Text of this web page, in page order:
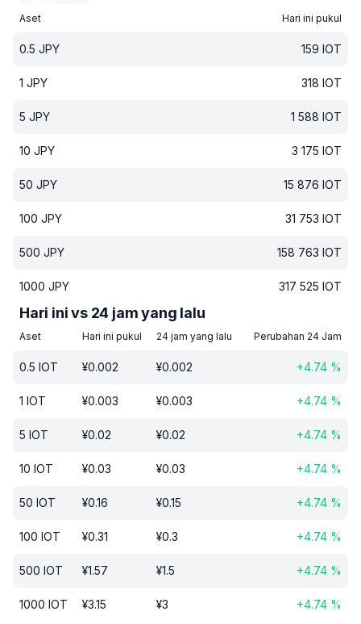
Aset Hari ini pukul
0.5 JPY 159 IOT
1 JPY 318 IOT
5 JPY 1 588 IOT
10 JPY 3 175 IOT
50 JPY 15 876 IOT
100 JPY 31 753 IOT
500 JPY 158 763 IOT
1000 JPY 317 525 IOT
Hari ini vs 24 jam yang lalu
Aset Hari ini pukul 24 jam yang lalu Perubahan 24 Jam
0.5 IOT ¥0.002 ¥0.002 +4.74 %
1 IOT ¥0.003 ¥0.003 +4.74 %
5 IOT ¥0.02 ¥0.02 +4.74 %
10 IOT ¥0.03 ¥0.03 +4.74 %
50 IOT ¥0.16 ¥0.15 +4.74 %
100 IOT ¥0.31 ¥0.3 +4.74 %
500 IOT ¥1.57 ¥1.5 +4.74 %
1000 IOT ¥3.15 ¥3 +4.74 %